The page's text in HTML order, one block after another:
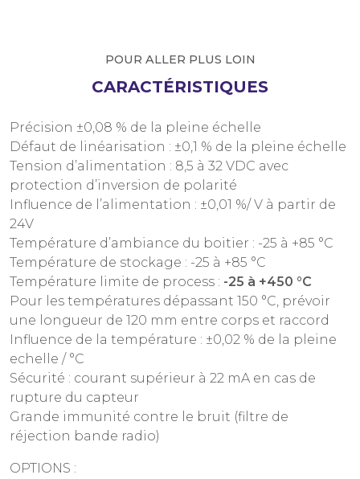
POUR ALLER PLUS LOIN
CARACTÉRISTIQUES
Précision ±0,08 % de la pleine échelle
Défaut de linéarisation : ±0,1 % de la pleine échelle
Tension d’alimentation : 8,5 à 32 VDC avec
protection d’inversion de polarité
Influence de l’alimentation : ±0,01 %/ V à partir de
24V
Température d’ambiance du boitier : -25 à +85 °C
Température de stockage : -25 à +85 °C
Température limite de process : -25 à +450 °C
Pour les températures dépassant 150 °C, prévoir
une longueur de 120 mm entre corps et raccord
Influence de la température : ±0,02 % de la pleine
echelle / °C
Sécurité : courant supérieur à 22 mA en cas de
rupture du capteur
Grande immunité contre le bruit (filtre de
réjection bande radio)
OPTIONS :